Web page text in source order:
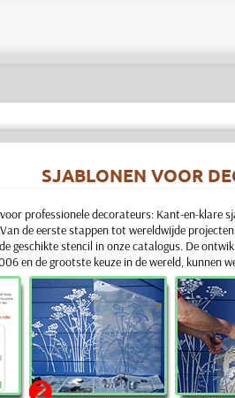
SJABLONEN VOOR
professionele decorateurs: Kant-en-klare
Van de eerste stappen tot wereldwijde
geschikte stencil in onze catalogus. De
en de grootste keuze in de wereld, kunnen